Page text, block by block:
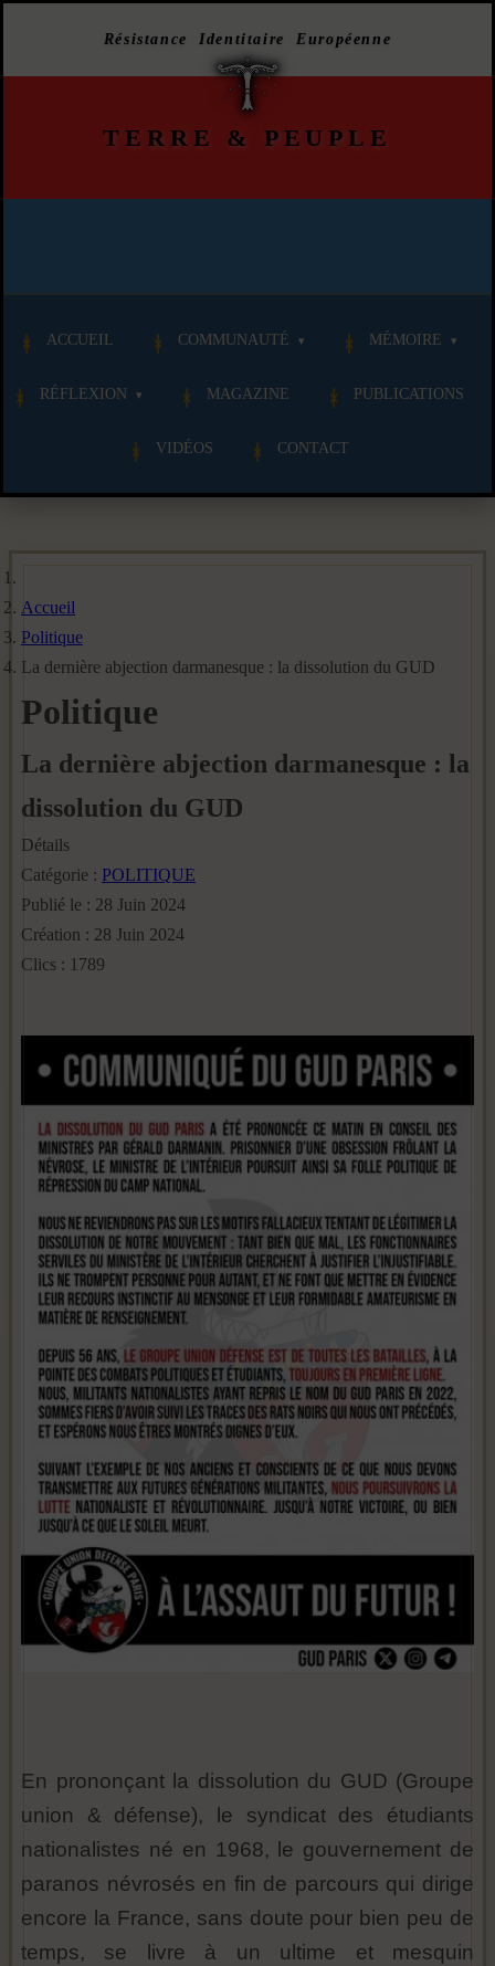
Résistance Identitaire Européenne
TERRE & PEUPLE
ACCUEIL COMMUNAUTÉ MÉMOIRE
RÉFLEXION MAGAZINE PUBLICATIONS
VIDÉOS CONTACT
Accueil
Politique
La dernière abjection darmanesque : la dissolution du GUD
Politique
La dernière abjection darmanesque : la
dissolution du GUD
Détails
Catégorie : POLITIQUE
Publié le : 28 Juin 2024
Création : 28 Juin 2024
Clics : 1789
En prononçant la dissolution du GUD (Groupe
union & défense), le syndicat des étudiants
nationalistes né en 1968, le gouvernement de
paranos névrosés en fin de parcours qui dirige
encore la France, sans doute pour bien peu de
temps, se livre à un ultime et mesquin